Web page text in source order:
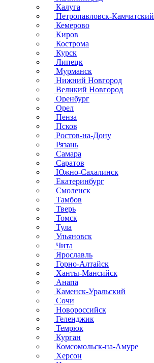
Калуга
Петропавловск-Камчатский
Кемерово
Киров
Кострома
Курск
Липецк
Мурманск
Нижний Новгород
Великий Новгород
Оренбург
Орел
Пенза
Псков
Ростов-на-Дону
Рязань
Самара
Саратов
Южно-Сахалинск
Екатеринбург
Смоленск
Тамбов
Тверь
Томск
Тула
Ульяновск
Чита
Ярославль
Горно-Алтайск
Ханты-Мансийск
Анапа
Каменск-Уральский
Сочи
Новороссийск
Геленджик
Темрюк
Курган
Комсомольск-на-Амуре
Херсон